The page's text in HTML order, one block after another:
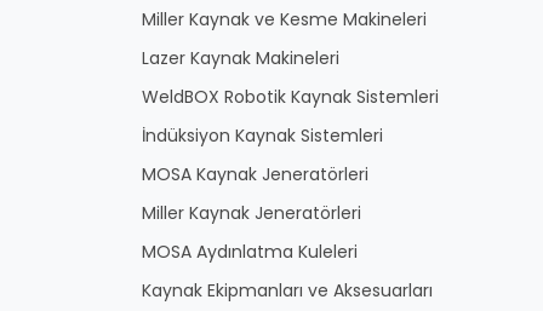
Miller Kaynak ve Kesme Makineleri
Lazer Kaynak Makineleri
WeldBOX Robotik Kaynak Sistemleri
İndüksiyon Kaynak Sistemleri
MOSA Kaynak Jeneratörleri
Miller Kaynak Jeneratörleri
MOSA Aydınlatma Kuleleri
Kaynak Ekipmanları ve Aksesuarları